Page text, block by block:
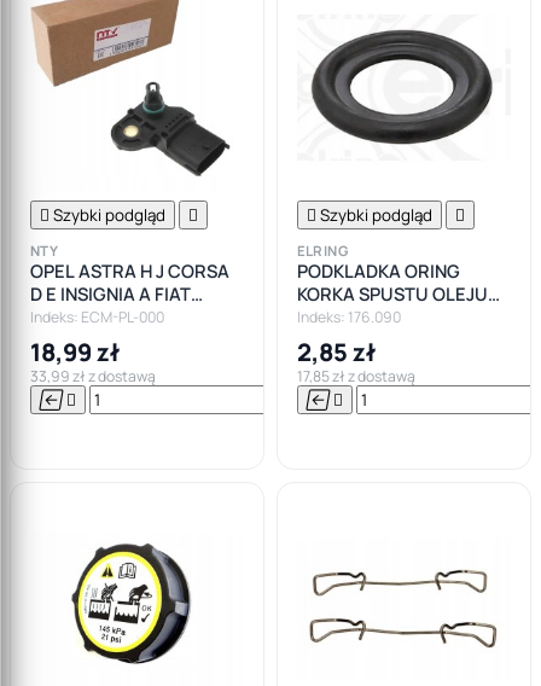
 Szybki podgląd 
NTY
OPEL ASTRA H J CORSA
D E INSIGNIA A FIAT
PUNTO CZUJNIK MAP
SENSOR
Indeks: ECM-PL-000
18,99 zł
33,99 zł z dostawą
  

 Szybki podgląd 
ELRING
PODKLADKA ORING
KORKA SPUSTU OLEJU
FORD MAZDA JAGUAR
VOLVO ALFA
Indeks: 176.090
2,85 zł
17,85 zł z dostawą
 